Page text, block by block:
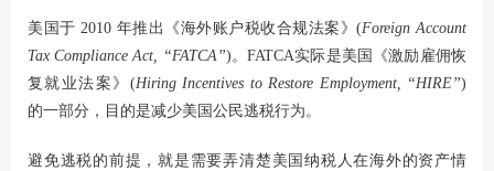
美国于 2010 年推出《海外账户税收合规法案》(Foreign Account
Tax Compliance Act, “FATCA”)。FATCA实际是美国《激励雇佣恢
复就业法案》(Hiring Incentives to Restore Employment, “HIRE”)
的一部分，目的是减少美国公民逃税行为。
避免逃税的前提，就是需要弄清楚美国纳税人在海外的资产情